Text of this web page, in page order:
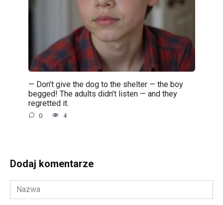
— Don’t give the dog to the shelter — the boy
begged! The adults didn’t listen — and they
regretted it.
0 4
Dodaj komentarze
Nazwa
*